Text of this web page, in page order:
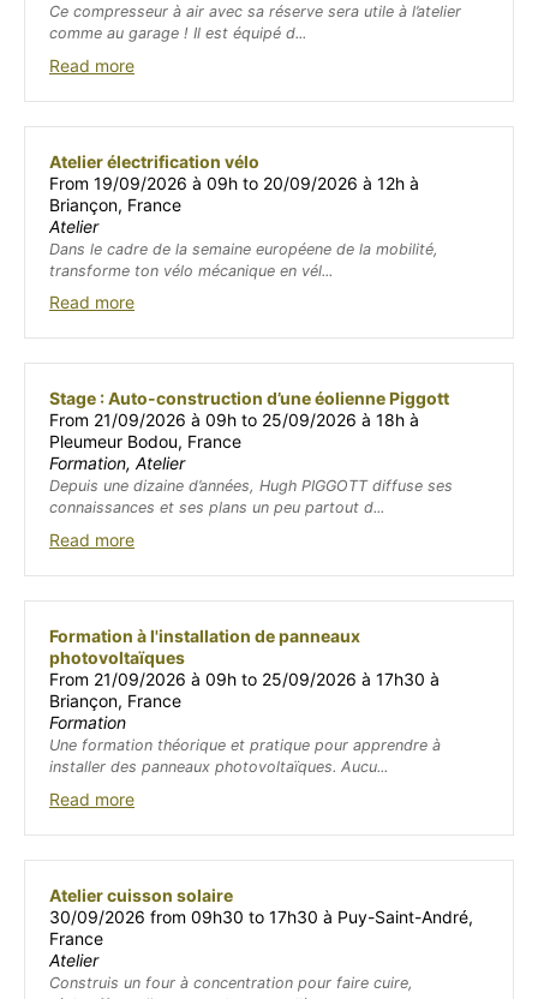
Ce compresseur à air avec sa réserve sera utile à l’atelier
comme au garage ! Il est équipé d...
Read more
Atelier électrification vélo
From 19/09/2026 à 09h to 20/09/2026 à 12h à
Briançon, France
Atelier
Dans le cadre de la semaine européene de la mobilité,
transforme ton vélo mécanique en vél...
Read more
Stage : Auto-construction d’une éolienne Piggott
From 21/09/2026 à 09h to 25/09/2026 à 18h à
Pleumeur Bodou, France
Formation, Atelier
Depuis une dizaine d’années, Hugh PIGGOTT diffuse ses
connaissances et ses plans un peu partout d...
Read more
Formation à l'installation de panneaux
photovoltaïques
From 21/09/2026 à 09h to 25/09/2026 à 17h30 à
Briançon, France
Formation
Une formation théorique et pratique pour apprendre à
installer des panneaux photovoltaïques. Aucu...
Read more
Atelier cuisson solaire
30/09/2026 from 09h30 to 17h30 à Puy-Saint-André,
France
Atelier
Construis un four à concentration pour faire cuire,